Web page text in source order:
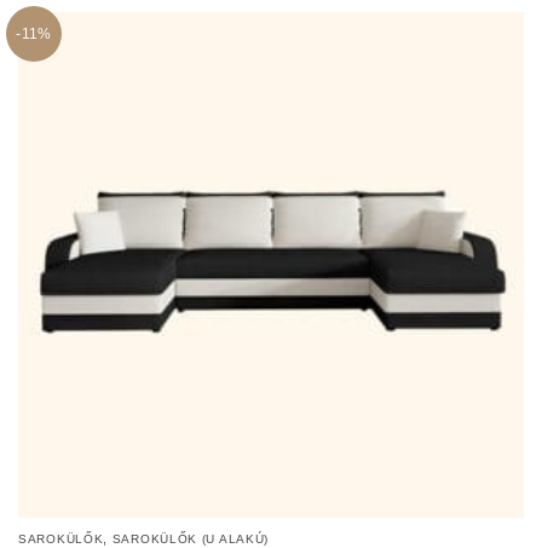
-11%
SAROKÜLŐK SAROKÜLŐK (U ALAKÚ)